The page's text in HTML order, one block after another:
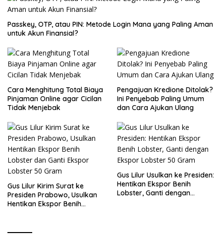
Passkey, OTP, atau PIN: Metode Login Mana yang Paling Aman
untuk Akun Finansial?
Cara Menghitung Total Biaya
Pinjaman Online agar Cicilan
Tidak Menjebak
Pengajuan Kredione Ditolak?
Ini Penyebab Paling Umum
dan Cara Ajukan Ulang
Gus Lilur Kirim Surat ke
Presiden Prabowo, Usulkan
Hentikan Ekspor Benih
Gus Lilur Usulkan ke Presiden:
Hentikan Ekspor Benih
Lobster, Ganti dengan